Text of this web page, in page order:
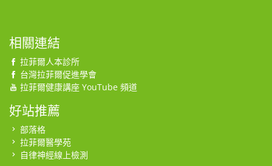
相關連結
拉菲爾人本診所
台灣拉菲爾促進學會
拉菲爾健康講座 YouTube 頻道
好站推薦
部落格
拉菲爾醫學苑
自律神經線上檢測